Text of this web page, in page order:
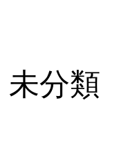
未分類